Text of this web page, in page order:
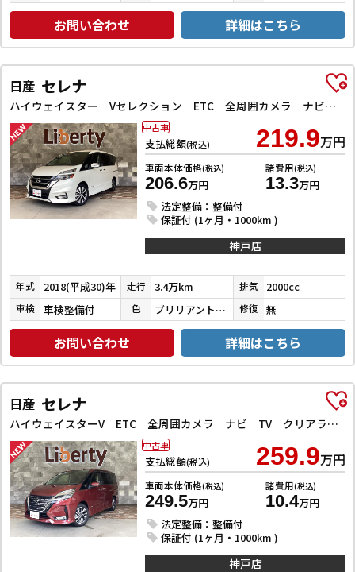
お問い合わせ 詳細はこちら
日産 セレナ
ハイウェイスター Vセレクション ETC 全周囲カメラ ナビ TV クリアランスソナー オートクルーズコントロール パークアシスト 衝突被害軽減システム 両側電動スライドドア オートライト LEDヘッドランプ
支払総額(税込) 219.9万円
車両本体価格(税込)
206.6万円
諸費用(税込)
13.3万円
法定整備：整備付
保証付 (1ヶ月・1000km )
中古車
神戸店
年式 2018(平成30)年 走行 3.4万km 排気 2000cc
車検 車検整備付 色 ブリリアントホワイトパール３コートパール 修復 無
お問い合わせ 詳細はこちら
日産 セレナ
ハイウェイスターV ETC 全周囲カメラ ナビ TV クリアランスソナー オートクルーズコントロール 衝突被害軽減システム 両側電動スライドドア オートライト LEDヘッドランプ スマートキー
支払総額(税込) 259.9万円
車両本体価格(税込)
249.5万円
諸費用(税込)
10.4万円
法定整備：整備付
保証付 (1ヶ月・1000km )
中古車
神戸店